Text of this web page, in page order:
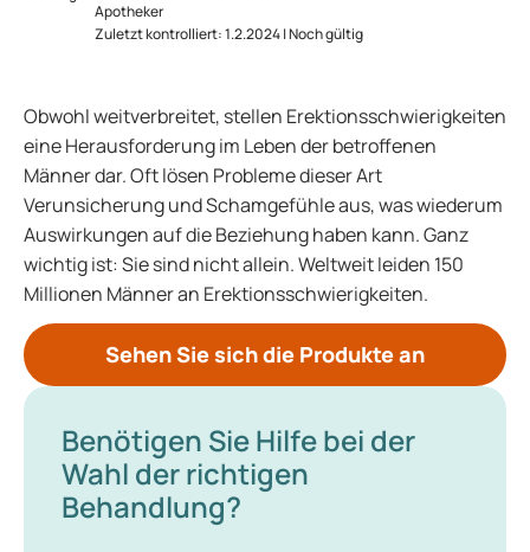
Apotheker
Zuletzt kontrolliert: 1.2.2024 | Noch gültig
Obwohl weitverbreitet, stellen Erektionsschwierigkeiten
eine Herausforderung im Leben der betroffenen
Männer dar. Oft lösen Probleme dieser Art
Verunsicherung und Schamgefühle aus, was wiederum
Auswirkungen auf die Beziehung haben kann. Ganz
wichtig ist: Sie sind nicht allein. Weltweit leiden 150
Millionen Männer an Erektionsschwierigkeiten.
Sehen Sie sich die Produkte an
Benötigen Sie Hilfe bei der
Wahl der richtigen
Behandlung?